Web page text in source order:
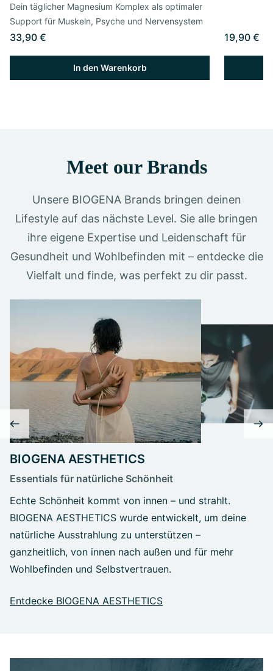
Dein täglicher Magnesium Komplex als optimaler
Support für Muskeln, Psyche und Nervensystem
33,90 €
In den Warenkorb
19,90 €
Meet our Brands
Unsere BIOGENA Brands bringen deinen
Lifestyle auf das nächste Level. Sie alle bringen
ihre eigene Expertise und Leidenschaft für
Gesundheit und Wohlbefinden mit – entdecke die
Vielfalt und finde, was perfekt zu dir passt.
BIOGENA AESTHETICS
Essentials für natürliche Schönheit
Echte Schönheit kommt von innen – und strahlt.
BIOGENA AESTHETICS wurde entwickelt, um deine
natürliche Ausstrahlung zu unterstützen –
ganzheitlich, von innen nach außen und für mehr
Wohlbefinden und Selbstvertrauen.
Entdecke BIOGENA AESTHETICS